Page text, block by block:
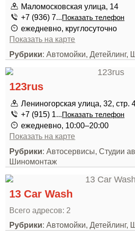
Маломосковская улица, 14
+7 (936) 7...Показать телефон
ежедневно, круглосуточно
Показать на карте
Рубрики: Автомойки, Детейлинг,
123rus
Лениногорская улица, 32, стр.
+7 (915) 1...Показать телефон
ежедневно, 10:00–20:00
Показать на карте
Рубрики: Автосервисы, Студии
Шиномонтаж
13 Car Wash
Всего адресов: 2
Рубрики: Автомойки, Детейлинг,